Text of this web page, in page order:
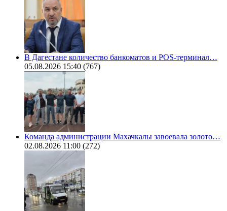
В Дагестане количество банкоматов и POS-терминал…
05.08.2026 15:40 (767)
Команда администрации Махачкалы завоевала золото…
02.08.2026 11:00 (272)